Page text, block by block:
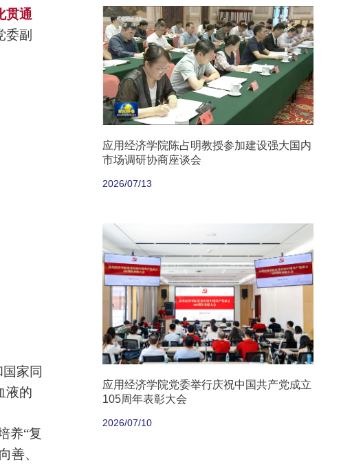
贯通
委副
家同
液的
养“复
善、
应用经济学院陈占明教授参加建设强大国内
市场调研协商座谈会
2026/07/13
应用经济学院党委举行庆祝中国共产党成立
105周年表彰大会
2026/07/10